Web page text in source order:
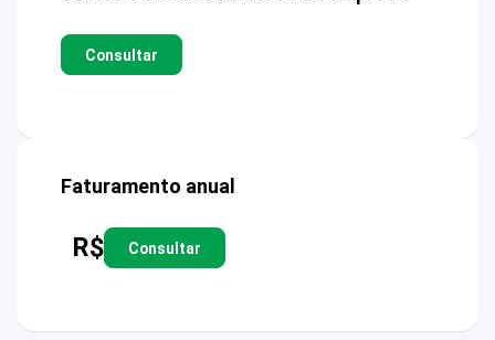
Consultar
Faturamento anual
R$ Consultar